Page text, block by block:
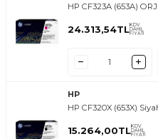
HP CF323A (653A)
24.313,54TLKDV
DAHİL
FİYATI
HP
HP CF320X (653X)
15.264,00TLKDV
DAHİL
FİYATI